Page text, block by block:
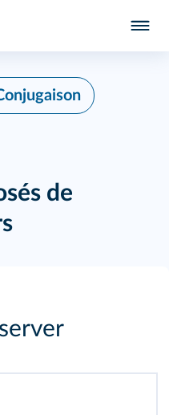
de